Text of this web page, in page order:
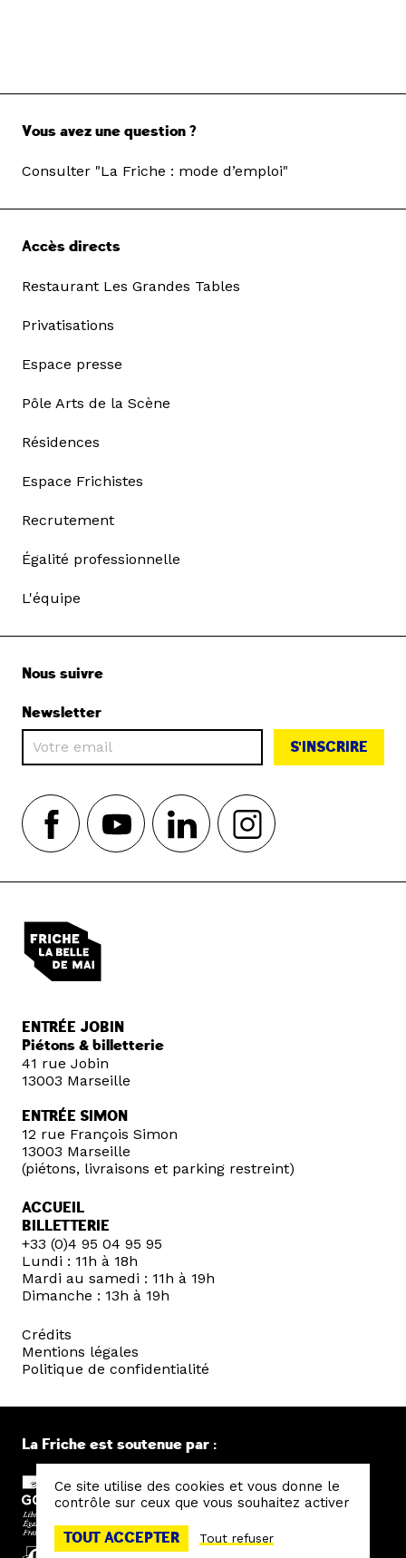
Vous avez une question ?
Consulter "La Friche : mode d’emploi"
Accès directs
Restaurant Les Grandes Tables
Privatisations
Espace presse
Pôle Arts de la Scène
Résidences
Espace Frichistes
Recrutement
Égalité professionnelle
L'équipe
Nous suivre
Newsletter
S'INSCRIRE
ENTRÉE JOBIN
Piétons & billetterie
41 rue Jobin
13003 Marseille
ENTRÉE SIMON
12 rue François Simon
13003 Marseille
(piétons, livraisons et parking restreint)
ACCUEIL
BILLETTERIE
+33 (0)4 95 04 95 95
Lundi : 11h à 18h
Mardi au samedi : 11h à 19h
Dimanche : 13h à 19h
Crédits
Mentions légales
Politique de confidentialité
La Friche est soutenue par :
Ce site utilise des cookies et vous donne le
contrôle sur ceux que vous souhaitez activer
TOUT ACCEPTER Tout refuser